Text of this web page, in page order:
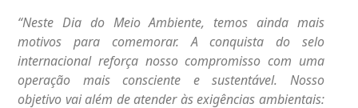
“Neste Dia do Meio Ambiente, temos ainda mais
motivos para comemorar. A conquista do selo
internacional reforça nosso compromisso com uma
operação mais consciente e sustentável. Nosso
objetivo vai além de atender às exigências ambientais: